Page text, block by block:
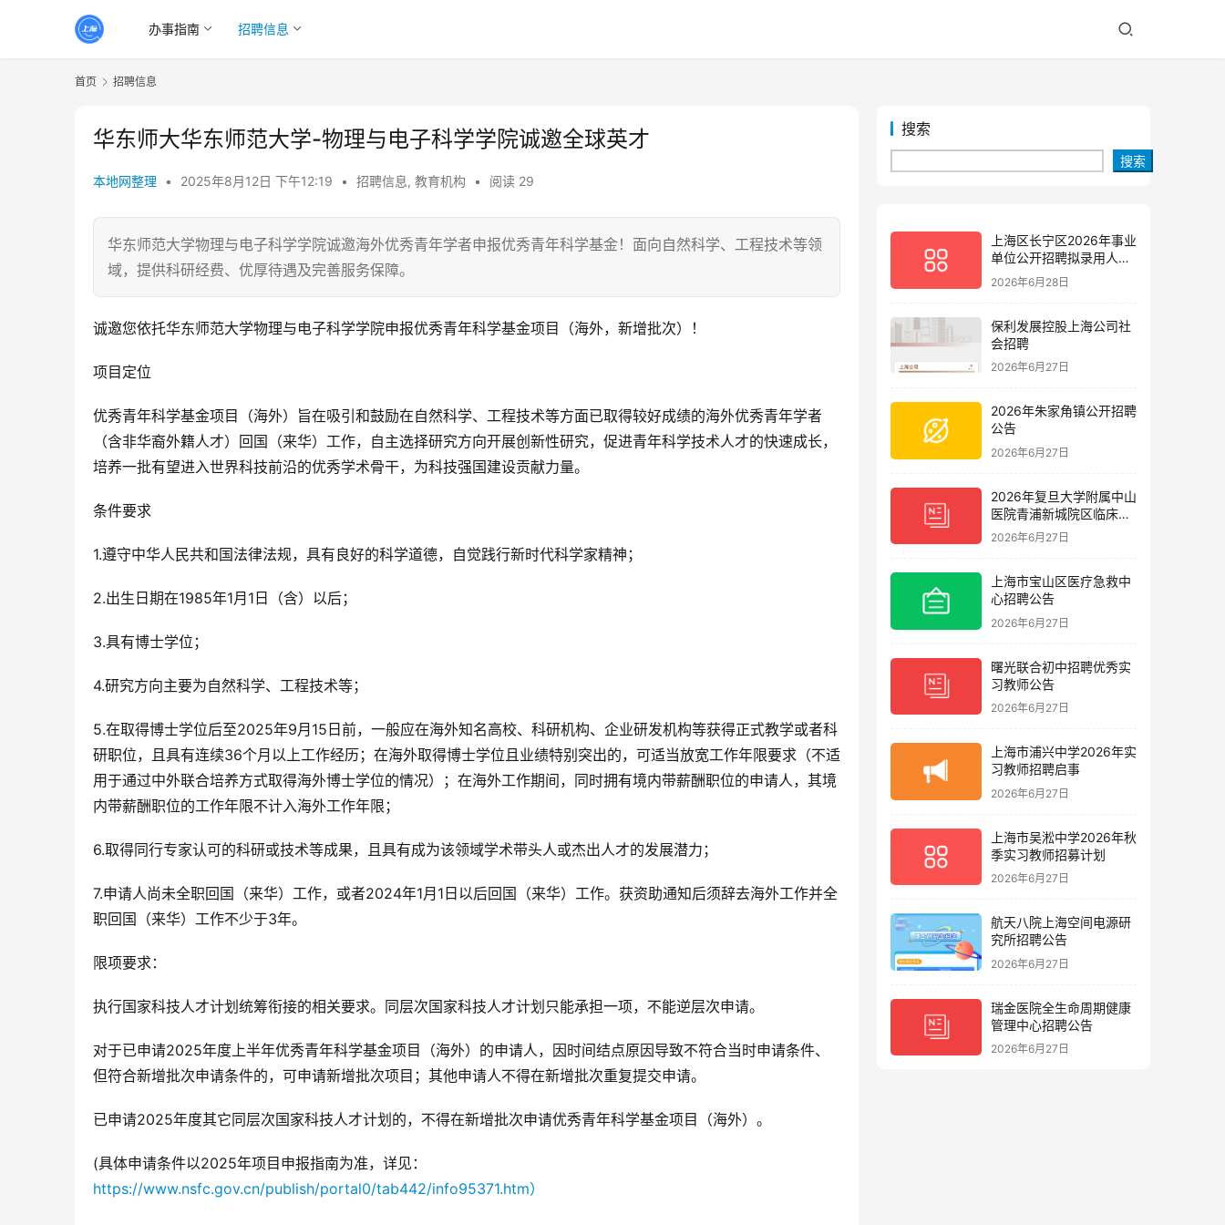
办事指南 招聘信息
首页 招聘信息
华东师大华东师范大学-物理与电子科学学院诚邀全球英才
本地网整理 • 2025年8月12日 下午12:19 • 招聘信息, 教育机构 • 阅读 29
华东师范大学物理与电子科学学院诚邀海外优秀青年学者申报优秀青年科学基金！面向自然科学、工程技术等领
域，提供科研经费、优厚待遇及完善服务保障。
诚邀您依托华东师范大学物理与电子科学学院申报优秀青年科学基金项目（海外，新增批次）！
项目定位
优秀青年科学基金项目（海外）旨在吸引和鼓励在自然科学、工程技术等方面已取得较好成绩的海外优秀青年学者
（含非华裔外籍人才）回国（来华）工作，自主选择研究方向开展创新性研究，促进青年科学技术人才的快速成长，
培养一批有望进入世界科技前沿的优秀学术骨干，为科技强国建设贡献力量。
条件要求
1.遵守中华人民共和国法律法规，具有良好的科学道德，自觉践行新时代科学家精神；
2.出生日期在1985年1月1日（含）以后；
3.具有博士学位；
4.研究方向主要为自然科学、工程技术等；
5.在取得博士学位后至2025年9月15日前，一般应在海外知名高校、科研机构、企业研发机构等获得正式教学或者科
研职位，且具有连续36个月以上工作经历；在海外取得博士学位且业绩特别突出的，可适当放宽工作年限要求（不适
用于通过中外联合培养方式取得海外博士学位的情况）；在海外工作期间，同时拥有境内带薪酬职位的申请人，其境
内带薪酬职位的工作年限不计入海外工作年限；
6.取得同行专家认可的科研或技术等成果，且具有成为该领域学术带头人或杰出人才的发展潜力；
7.申请人尚未全职回国（来华）工作，或者2024年1月1日以后回国（来华）工作。获资助通知后须辞去海外工作并全
职回国（来华）工作不少于3年。
限项要求：
执行国家科技人才计划统筹衔接的相关要求。同层次国家科技人才计划只能承担一项，不能逆层次申请。
对于已申请2025年度上半年优秀青年科学基金项目（海外）的申请人，因时间结点原因导致不符合当时申请条件、
但符合新增批次申请条件的，可申请新增批次项目；其他申请人不得在新增批次重复提交申请。
已申请2025年度其它同层次国家科技人才计划的，不得在新增批次申请优秀青年科学基金项目（海外）。
(具体申请条件以2025年项目申报指南为准，详见：
https://www.nsfc.gov.cn/publish/portal0/tab442/info95371.htm）
搜索
搜索
上海区长宁区2026年事业
单位公开招聘拟录用人员
公示(第三批)
2026年6月28日
保利发展控股上海公司社
会招聘
2026年6月27日
2026年朱家角镇公开招聘
公告
2026年6月27日
2026年复旦大学附属中山
医院青浦新城院区临床护
理岗位招聘启事
2026年6月27日
上海市宝山区医疗急救中
心招聘公告
2026年6月27日
曙光联合初中招聘优秀实
习教师公告
2026年6月27日
上海市浦兴中学2026年实
习教师招聘启事
2026年6月27日
上海市吴淞中学2026年秋
季实习教师招募计划
2026年6月27日
航天八院上海空间电源研
究所招聘公告
2026年6月27日
瑞金医院全生命周期健康
管理中心招聘公告
2026年6月27日